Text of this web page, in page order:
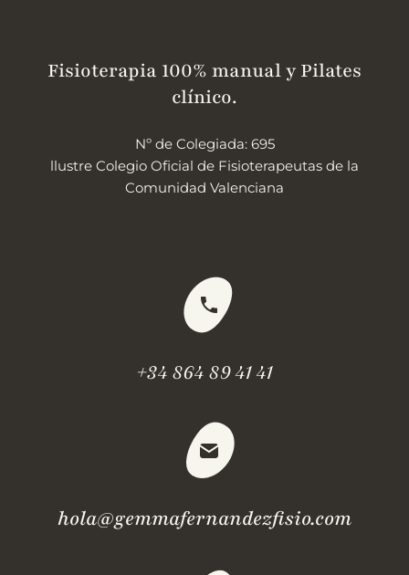
Fisioterapia 100% manual y Pilates
clínico.
Nº de Colegiada: 695
llustre Colegio Oficial de Fisioterapeutas de la
Comunidad Valenciana
+34 864 89 41 41
hola@gemmafernandezfisio.com